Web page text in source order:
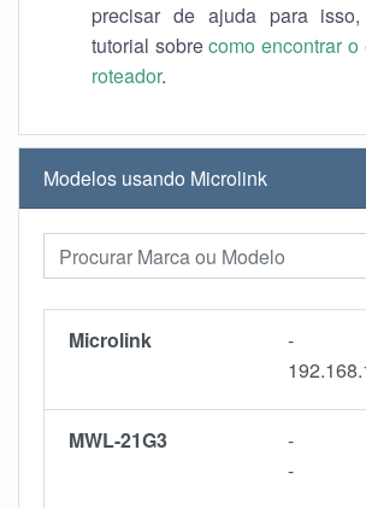
precisar de ajuda para
tutorial sobrecomo encontrar
roteador.
Modelos usando Microlink
Microlink
-
MWL-21G3
-
-